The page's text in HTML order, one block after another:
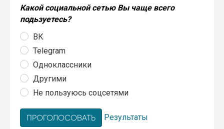
Какой социальной сетью Вы чаще всего
подьзуетесь?
ВК
Telegram
Одноклассники
Другими
Не пользуюсь соцсетями
Результаты